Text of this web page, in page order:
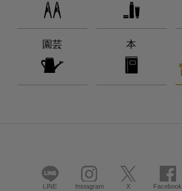
園芸 本
LINE Instagram X Facebook